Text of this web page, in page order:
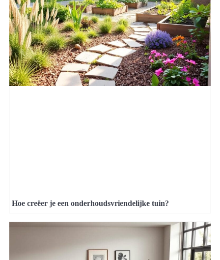
Hoe creëer je een onderhoudsvriendelijke tuin?